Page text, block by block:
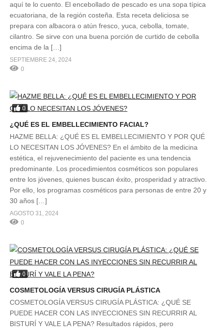
aquí te lo cuento. El encebollado de pescado es una sopa típica
ecuatoriana, de la región costeña. Esta receta deliciosa se
prepara con albacora o atún fresco, yuca, cebolla, tomate,
cilantro. Se sirve con una buena porción de curtido de cebolla
encima de la […]
SEPTIEMBRE 24, 2024
0
0
¿QUÉ ES EL EMBELLECIMIENTO FACIAL?
HAZME BELLA: ¿QUÉ ES EL EMBELLECIMIENTO Y POR QUÉ
LO NECESITAN LOS JÓVENES? En el ámbito de la medicina
estética, el rejuvenecimiento del paciente es una tendencia
predominante. Los procedimientos cosméticos son populares
entre los jóvenes, quienes buscan éxito, prosperidad y atractivo.
Por ello, los programas cosméticos para personas de entre 20 y
30 años […]
AGOSTO 31, 2024
0
0
COSMETOLOGÍA VERSUS CIRUGÍA PLÁSTICA
COSMETOLOGÍA VERSUS CIRUGÍA PLÁSTICA: ¿QUÉ SE
PUEDE HACER CON LAS INYECCIONES SIN RECURRIR AL
BISTURÍ Y VALE LA PENA? Resultados rápidos, pero